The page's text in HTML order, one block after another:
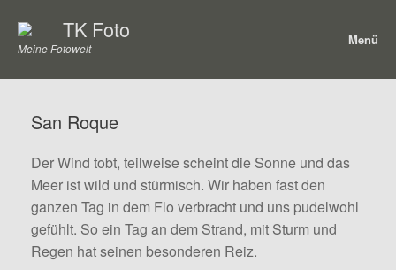
Inhalt
springen
TK Foto
Meine Fotowelt
Menü
San Roque
Der Wind tobt, teilweise scheint die Sonne und das
Meer ist wild und stürmisch. Wir haben fast den
ganzen Tag in dem Flo verbracht und uns pudelwohl
gefühlt. So ein Tag an dem Strand, mit Sturm und
Regen hat seinen besonderen Reiz.